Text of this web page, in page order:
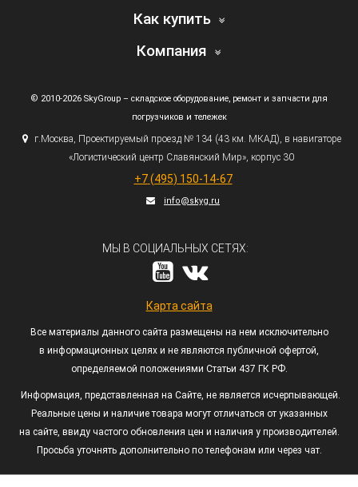
Как купить
Компания
© 2010-2026 SkyGroup – складское оборудование, ремонт и запчасти для
погрузчиков и тележек
г.Москва, Проектируемый проезд № 134 (43км. МКАД), в навигаторе
«Логистический центр Славянский Мир», корпус 30
+7 (495) 150-14-67
info@skyg.ru
МЫ В СОЦИАЛЬНЫХ СЕТЯХ:
Карта сайта
Все материалы данного сайта размещены на нем исключительно
в информационных целях и не являются публичной офертой,
определяемой положениями Статьи 437 ГК РФ.
Информация, представленная на Сайте, не является исчерпывающей.
Реальные цены и наличие товара могут отличаться от указанных
на сайте, ввиду частого обновления цен и наличия у производителей.
Просьба уточнять дополнительно по телефонам или через чат.